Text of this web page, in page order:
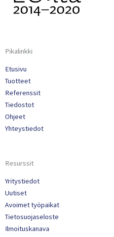
Pikalinkki
Etusivu
Tuotteet
Referenssit
Tiedostot
Ohjeet
Yhteystiedot
Resurssit
Yritystiedot
Uutiset
Avoimet työpaikat
Tietosuojaseloste
Ilmoituskanava